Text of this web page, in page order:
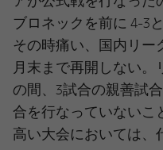
ブロネックを前に 4-3
その時痛い、国内リー
月末まで再開しない
の間、3試合の親善試
合を行なっていないこ
高い大会においては、